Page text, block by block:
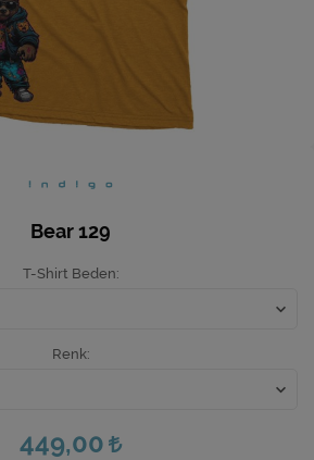
Ev Hediyeleri
Yeni İş Hediyeleri
Mutfak
Bear 129
T-Shirt Beden
Renk
449,00